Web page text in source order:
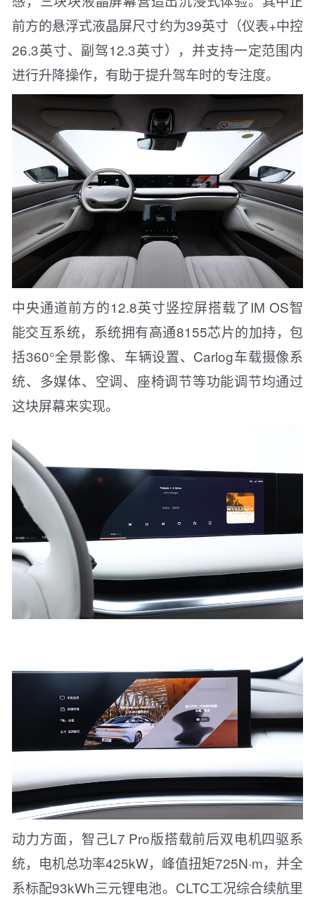
前方的悬浮式液晶屏尺寸约为39英寸（仪表+中控
26.3英寸、副驾12.3英寸），并支持一定范围内
进行升降操作，有助于提升驾车时的专注度。
中央通道前方的12.8英寸竖控屏搭载了IM OS智
能交互系统，系统拥有高通8155芯片的加持，包
括360°全景影像、车辆设置、Carlog车载摄像系
统、多媒体、空调、座椅调节等功能调节均通过
这块屏幕来实现。
动力方面，智己L7 Pro版搭载前后双电机四驱系
统，电机总功率425kW，峰值扭矩725N·m，并全
系标配93kWh三元锂电池。CLTC工况综合续航里